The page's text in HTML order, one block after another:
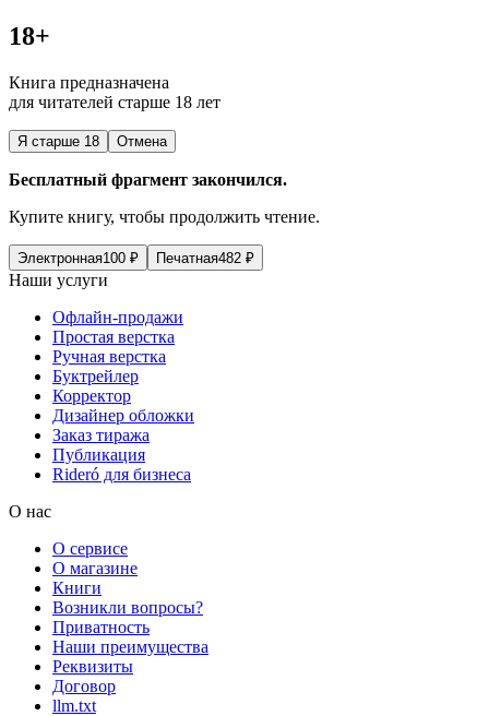
18+
Книга предназначена
для читателей старше 18 лет
Я старше 18 Отмена
Бесплатный фрагмент закончился.
Купите книгу, чтобы продолжить чтение.
Электронная100 ₽ Печатная482 ₽
Наши услуги
Офлайн-продажи
Простая верстка
Ручная верстка
Буктрейлер
Корректор
Дизайнер обложки
Заказ тиража
Публикация
Rideró для бизнеса
О нас
О сервисе
О магазине
Книги
Возникли вопросы?
Приватность
Наши преимущества
Реквизиты
Договор
llm.txt